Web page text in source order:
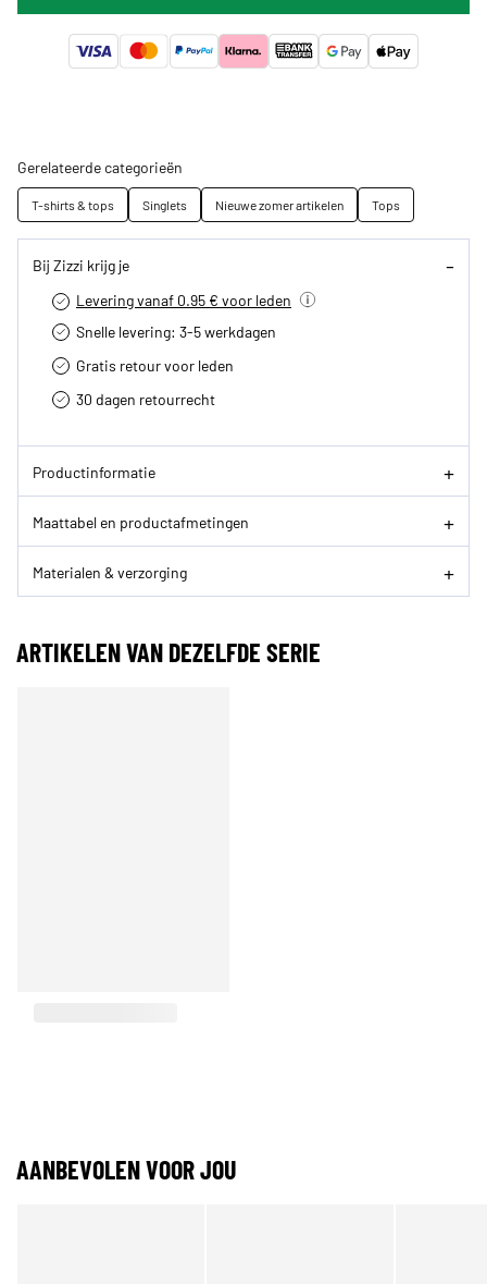
Gerelateerde categorieën
T-shirts & tops Singlets Nieuwe zomer artikelen Tops
Bij Zizzi krijg je
Levering vanaf 0.95 € voor leden
Snelle levering: 3-5 werkdagen
Gratis retour voor leden
30 dagen retourrecht­
Productinformatie
Maattabel en productafmetingen
Materialen & verzorging
ARTIKELEN VAN DEZELFDE SERIE
AANBEVOLEN VOOR JOU